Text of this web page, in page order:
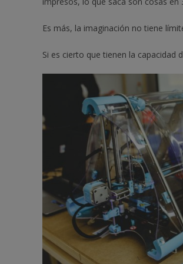
Es más, la imaginación no tiene
Si es cierto que tienen la capacidad